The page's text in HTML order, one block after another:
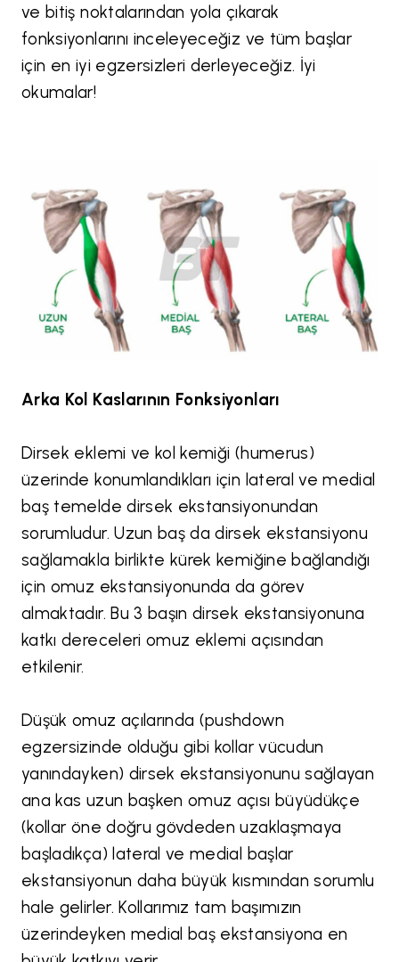
ve bitiş noktalarından yola çıkarak
fonksiyonlarını inceleyeceğiz ve tüm başlar
için en iyi egzersizleri derleyeceğiz. İyi
okumalar!
Arka Kol Kaslarının Fonksiyonları
Dirsek eklemi ve kol kemiği (humerus)
üzerinde konumlandıkları için lateral ve medial
baş temelde dirsek ekstansiyonundan
sorumludur. Uzun baş da dirsek ekstansiyonu
sağlamakla birlikte kürek kemiğine bağlandığı
için omuz ekstansiyonunda da görev
almaktadır. Bu 3 başın dirsek ekstansiyonuna
katkı dereceleri omuz eklemi açısından
etkilenir.
Düşük omuz açılarında (pushdown
egzersizinde olduğu gibi kollar vücudun
yanındayken) dirsek ekstansiyonunu sağlayan
ana kas uzun başken omuz açısı büyüdükçe
(kollar öne doğru gövdeden uzaklaşmaya
başladıkça) lateral ve medial başlar
ekstansiyonun daha büyük kısmından sorumlu
hale gelirler. Kollarımız tam başımızın
üzerindeyken medial baş ekstansiyona en